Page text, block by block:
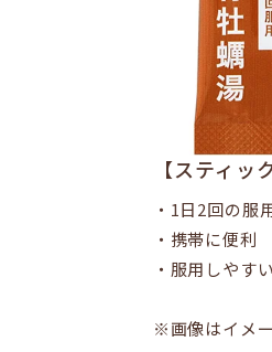
【スティッ
・1日2回の服
・携帯に便利
・服用しやすい
※画像はイメ